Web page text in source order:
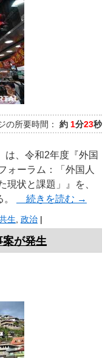
の所要時間： 約 1分23秒
は、令和2年度『外国
ォーラム：「外国人
現状と課題」』を、
。
続きを読む →
生 政治 |
が発生